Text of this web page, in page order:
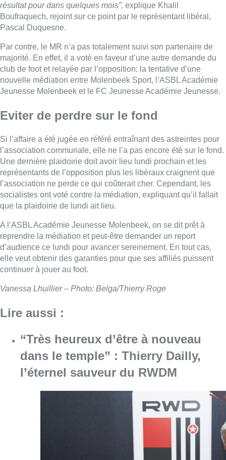
résultat pour dans quelques mois”, explique Khalil
Boufraquech, rejoint sur ce point par le représentant libéral,
Pascal Duquesne.
Par contre, le MR n’a pas totalement suivi son partenaire de
majorité. En effet, il a voté en faveur d’une autre demande du
club de foot et relayée par l’opposition: la tentative d’une
nouvelle médiation entre Molenbeek Sport, l’ASBL Académie
Jeunesse Molenbeek et le FC Jeunesse Académie Jeunesse.
Eviter de perdre sur le fond
Si l’affaire a été jugée en référé entraînant des astreintes pour
l’association communale, elle ne l’a pas encore été sur le fond.
Une dernière plaidoirie doit avoir lieu lundi prochain et les
représentants de l’opposition plus les libéraux craignent que
l’association ne perde ce qui coûterait cher. Cependant, les
socialistes ont voté contre la médiation, expliquant qu’il fallait
que la plaidoirie de lundi ait lieu.
A l’ASBL Académie Jeunesse Molenbeek, on se dit prêt à
reprendre la médiation et peut-être demander un report
d’audience ce lundi pour avancer sereinement. En tout cas,
elle veut obtenir des garanties pour que ses affiliés puissent
continuer à jouer au foot.
Vanessa Lhuillier – Photo: Belga/Thierry Roge
Lire aussi :
“Très heureux d’être à nouveau
dans le temple” : Thierry Dailly,
l’éternel sauveur du RWDM